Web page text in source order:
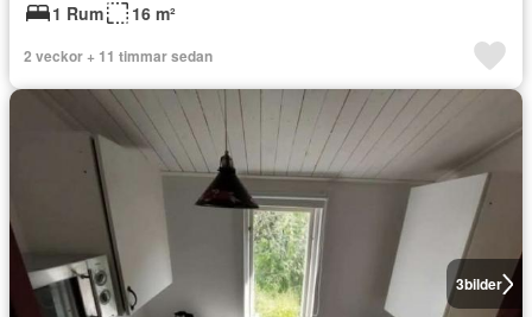
1 Rum
16 m²
2 veckor + 11 timmar sedan
3bilder